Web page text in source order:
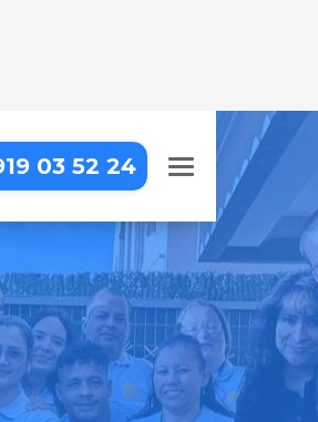
03 52 24
DE OFICINAS EN
– CHAMARTÍN –
CASTILLA
oficina impecable
Nosotros lo
posible